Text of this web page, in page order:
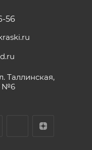
56
Таллинская,
№6